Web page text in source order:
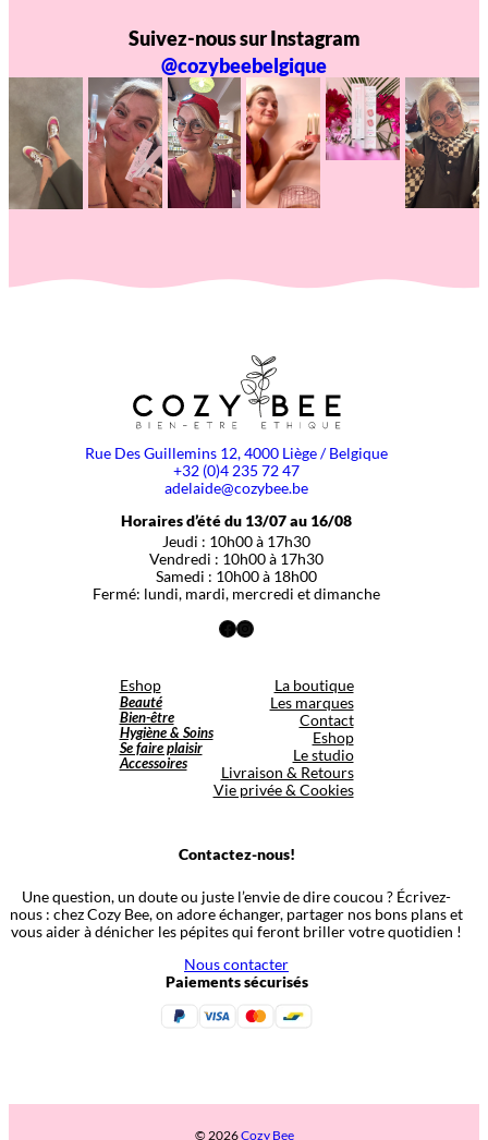
Suivez-nous sur Instagram
@cozybeebelgique
Rue Des Guillemins 12, 4000 Liège / Belgique
+32 (0)4 235 72 47
adelaide@cozybee.be
Horaires d’été du 13/07 au 16/08
Jeudi : 10h00 à 17h30
Vendredi : 10h00 à 17h30
Samedi : 10h00 à 18h00
Fermé: lundi, mardi, mercredi et dimanche
Facebook
Instagram
Eshop
Beauté
Bien-être
Hygiène & Soins
Se faire plaisir
Accessoires
La boutique
Les marques
Contact
Eshop
Le studio
Livraison & Retours
Vie privée & Cookies
Contactez-nous!
Une question, un doute ou juste l’envie de dire coucou ? Écrivez-
nous : chez Cozy Bee, on adore échanger, partager nos bons plans et
vous aider à dénicher les pépites qui feront briller votre quotidien !
Nous contacter
Paiements sécurisés
© 2026Cozy Bee